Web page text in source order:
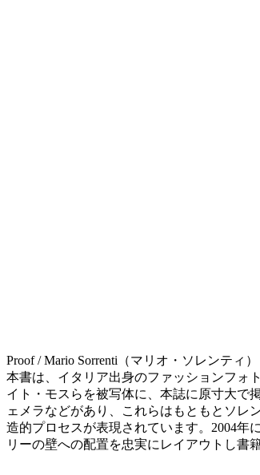
Proof / Mario Sorrenti（マリオ・ソレンティ）
本書は、イタリア出身のファッションフォ
イト・モスらを被写体に、本誌に原寸大で
ェメラなどがあり、これらはもともとソレ
造的プロセスが表現されています。2004年
リーの壁への配置を忠実にレイアウトし書